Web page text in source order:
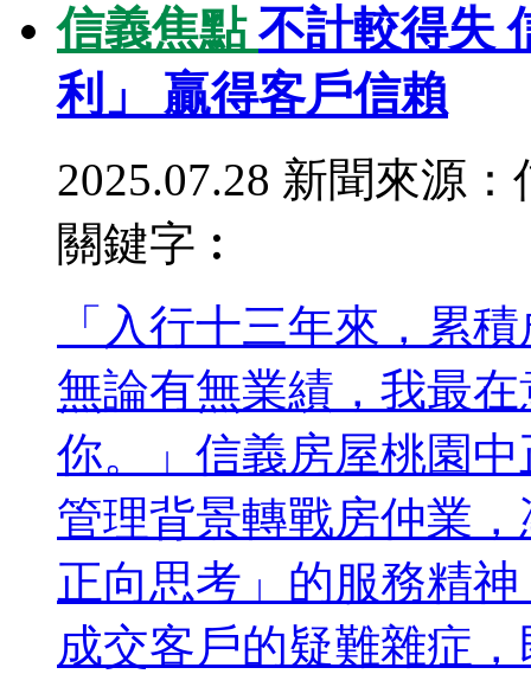
信義焦點 不計較得失
利」 贏得客戶信賴
2025.07.28 新聞來源：
關鍵字︰
「入行十三年來，累
無論有無業績，我最
你。」信義房屋桃園
管理背景轉戰房仲業
正向思考」的服務精
成交客戶的疑難雜症